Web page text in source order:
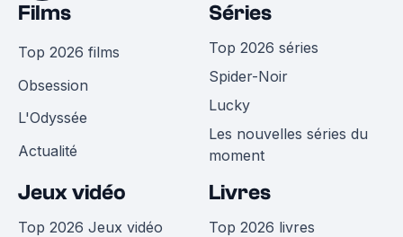
Films
Top 2026 films
Obsession
L'Odyssée
Actualité
Séries
Top 2026 séries
Spider-Noir
Lucky
Les nouvelles séries du
moment
Jeux vidéo
Top 2026 Jeux vidéo
Livres
Top 2026 livres